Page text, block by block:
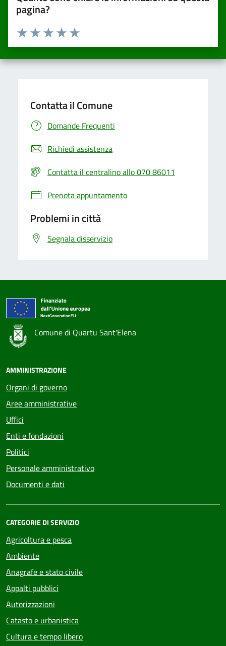
pagina?
Valuta da 1 a 5 stelle la pagina
Valuta 5 stelle su 5
Valuta 4 stelle su 5
Valuta 3 stelle su 5
Valuta 2 stelle su 5
Valuta una stella su 5
Contatta il Comune
Domande Frequenti
Richiedi assistenza
Contatta il centralino allo 070 86011
Prenota appuntamento
Problemi in città
Segnala disservizio
Comune di Quartu Sant'Elena
AMMINISTRAZIONE
Organi di governo
Aree amministrative
Uffici
Enti e fondazioni
Politici
Personale amministrativo
Documenti e dati
CATEGORIE DI SERVIZIO
Agricoltura e pesca
Ambiente
Anagrafe e stato civile
Appalti pubblici
Autorizzazioni
Catasto e urbanistica
Cultura e tempo libero